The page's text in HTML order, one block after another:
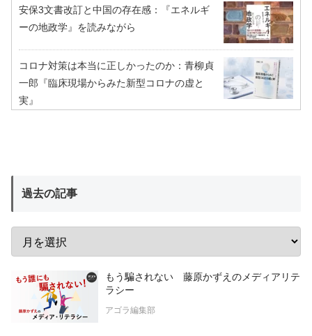
安保3文書改訂と中国の存在感：『エネルギ
ーの地政学』を読みながら
コロナ対策は本当に正しかったのか：青柳貞
一郎『臨床現場からみた新型コロナの虚と
実』
過去の記事
もう騙されない 藤原かずえのメディアリテ
ラシー
アゴラ編集部